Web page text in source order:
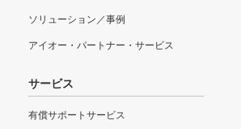
ソリューション／事例
アイオー・パートナー・サービス
サービス
有償サポートサービス